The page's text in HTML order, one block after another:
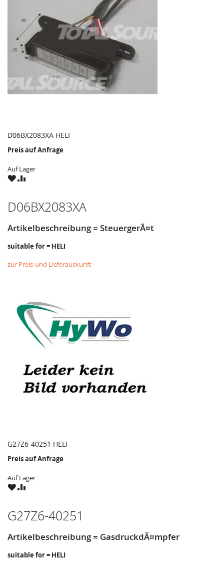
D06BX2083XA HELI
Preis auf Anfrage
Auf Lager
ZUZU
D06BX2083XA
Artikelbeschreibung = SteuergerÃ¤t
suitable for = HELI
zur Preis-und Lieferauskunft
G27Z6-40251 HELI
Preis auf Anfrage
Auf Lager
ZUZU
G27Z6-40251
Artikelbeschreibung = GasdruckdÃ¤mpfer
suitable for = HELI